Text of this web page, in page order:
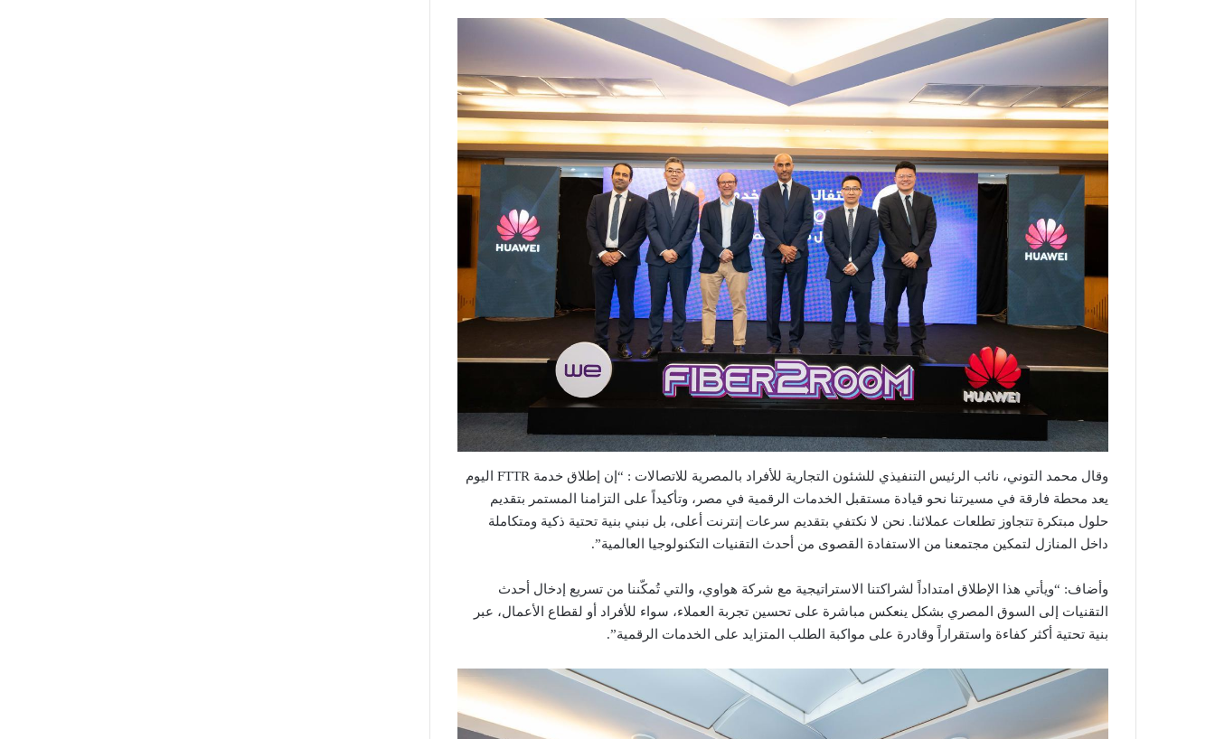
وقال محمد التوني، نائب الرئيس التنفيذي للشئون التجارية للأفراد بالمصرية للاتصالات : “إن إطلاق خدمة FTTR اليوم
يعد محطة فارقة في مسيرتنا نحو قيادة مستقبل الخدمات الرقمية في مصر، وتأكيداً على التزامنا المستمر بتقديم
حلول مبتكرة تتجاوز تطلعات عملائنا. نحن لا نكتفي بتقديم سرعات إنترنت أعلى، بل نبني بنية تحتية ذكية ومتكاملة
داخل المنازل لتمكين مجتمعنا من الاستفادة القصوى من أحدث التقنيات التكنولوجيا العالمية”.
وأضاف: “ويأتي هذا الإطلاق امتداداً لشراكتنا الاستراتيجية مع شركة هواوي، والتي تُمكّننا من تسريع إدخال أحدث
التقنيات إلى السوق المصري بشكل ينعكس مباشرة على تحسين تجربة العملاء، سواء للأفراد أو لقطاع الأعمال، عبر
بنية تحتية أكثر كفاءة واستقراراً وقادرة على مواكبة الطلب المتزايد على الخدمات الرقمية”.